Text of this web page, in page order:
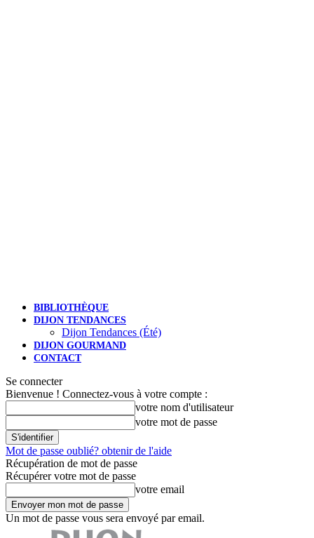
BIBLIOTHÈQUE
DIJON TENDANCES
Dijon Tendances (Été)
DIJON GOURMAND
CONTACT
Se connecter
Bienvenue ! Connectez-vous à votre compte :
votre nom d'utilisateur
votre mot de passe
Mot de passe oublié? obtenir de l'aide
Récupération de mot de passe
Récupérer votre mot de passe
votre email
Un mot de passe vous sera envoyé par email.